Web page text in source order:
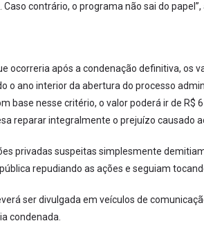
contrário, o programa não sai do papel”,
ocorreria após a condenação definitiva, os
o ano interior da abertura do processo
base nesse critério, o valor poderá ir de R$
reparar integralmente o prejuízo causado
privadas suspeitas simplesmente
repudiando as ações e seguiam
ser divulgada em veículos de
condenada.